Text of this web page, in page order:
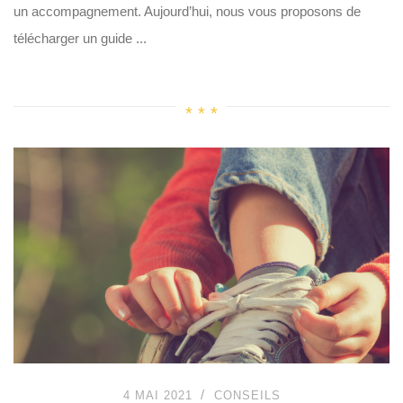
un accompagnement. Aujourd’hui, nous vous proposons de
télécharger un guide ...
4 MAI 2021 CONSEILS